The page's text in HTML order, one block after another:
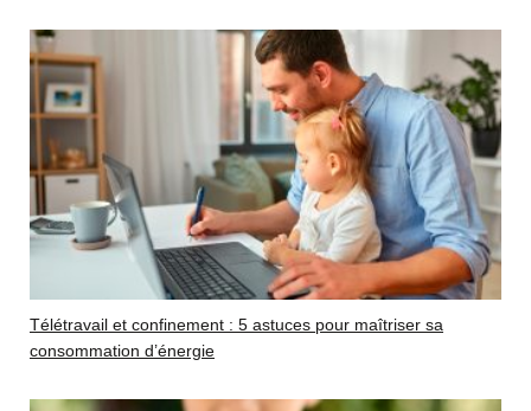
Télétravail et confinement : 5 astuces pour maîtriser sa
consommation d’énergie